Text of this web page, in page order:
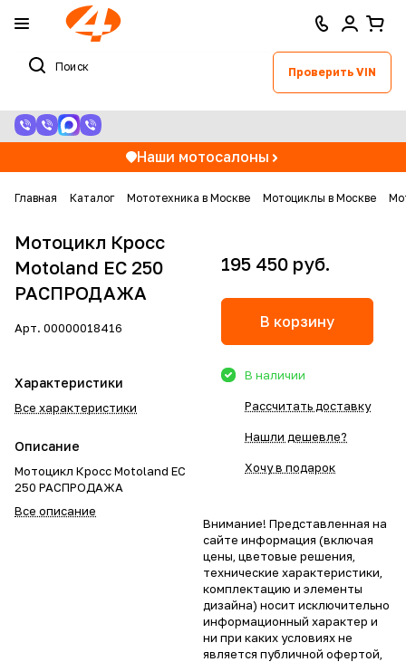
Проверить VIN
Наши мотосалоны
Главная Каталог Мототехника в Москве Мотоциклы в Москве
Мотоцикл Кросс
Motoland EC 250
РАСПРОДАЖА
Арт. 00000018416
Характеристики
Все характеристики
Описание
Мотоцикл Кросс Motoland EC
250 РАСПРОДАЖА
Все описание
195 450 руб.
В корзину
В наличии
Рассчитать доставку
Нашли дешевле?
Хочу в подарок
Внимание! Представленная на
сайте информация (включая
цены, цветовые решения,
технические характеристики,
комплектацию и элементы
дизайна) носит исключительно
информационный характер и
ни при каких условиях не
является публичной офертой,